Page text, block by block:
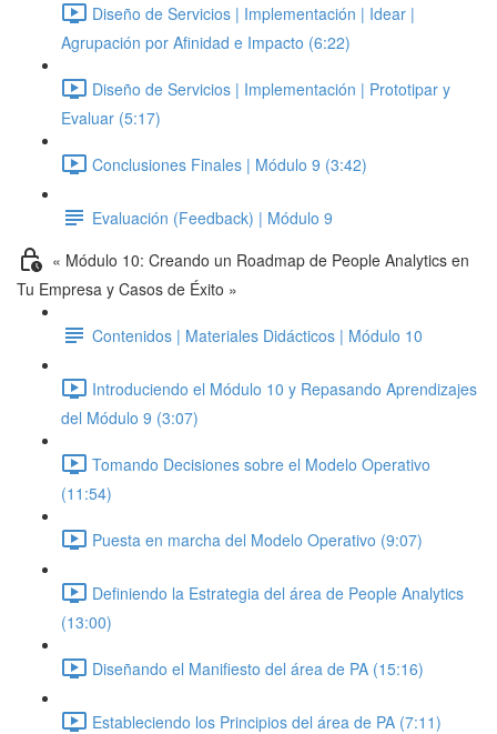
Diseño de Servicios | Implementación | Idear |
Agrupación por Afinidad e Impacto (6:22)
Diseño de Servicios | Implementación | Prototipar y
Evaluar (5:17)
Conclusiones Finales | Módulo 9 (3:42)
Evaluación (Feedback) | Módulo 9
« Módulo 10: Creando un Roadmap de People Analytics en
Tu Empresa y Casos de Éxito »
Contenidos | Materiales Didácticos | Módulo 10
Introduciendo el Módulo 10 y Repasando Aprendizajes
del Módulo 9 (3:07)
Tomando Decisiones sobre el Modelo Operativo
(11:54)
Puesta en marcha del Modelo Operativo (9:07)
Definiendo la Estrategia del área de People Analytics
(13:00)
Diseñando el Manifiesto del área de PA (15:16)
Estableciendo los Principios del área de PA (7:11)